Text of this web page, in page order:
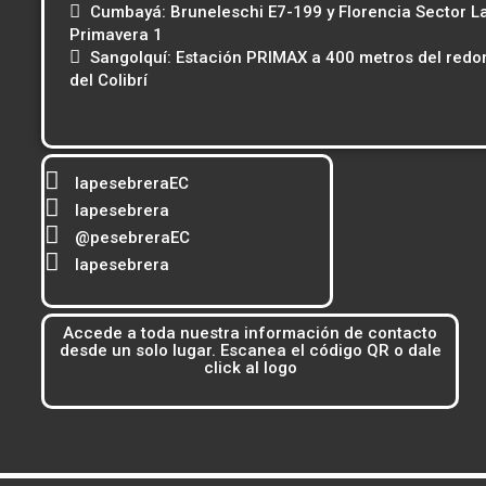
Cumbayá: Bruneleschi E7-199 y Florencia Sector
Primavera 1
Sangolquí: Estación PRIMAX a 400 metros del
del Colibrí
lapesebreraEC
lapesebrera
@pesebreraEC
lapesebrera
Accede a toda nuestra información de contacto
desde un solo lugar. Escanea el código QR o dale
click al logo